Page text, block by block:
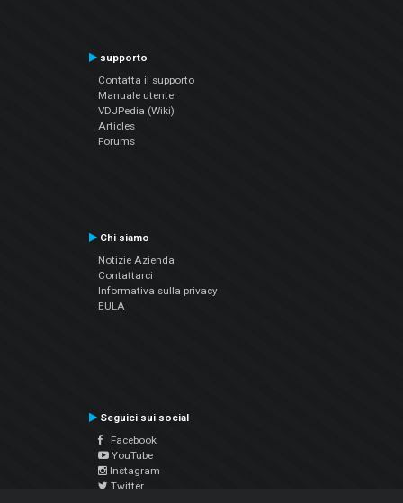
supporto
Contatta il supporto
Manuale utente
VDJPedia (Wiki)
Articles
Forums
Chi siamo
Notizie Azienda
Contattarci
Informativa sulla privacy
EULA
Seguici sui social
Facebook
YouTube
Instagram
Twitter